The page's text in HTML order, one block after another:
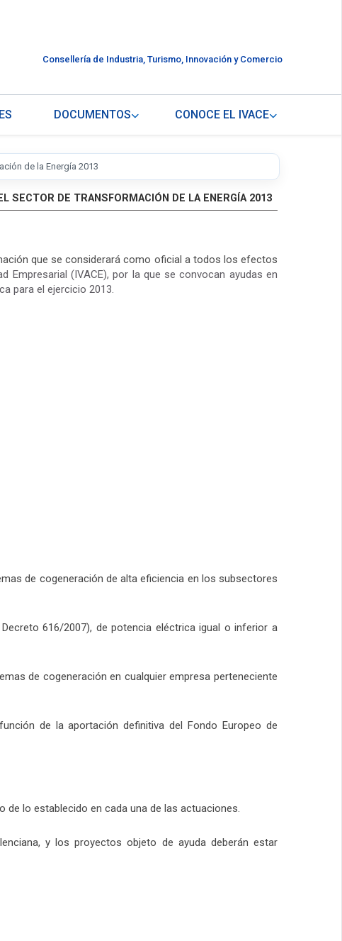
Consellería de Industria, Turismo, Innovación y Comercio
DOCUMENTOS CONOCE EL IVACE
de la Energía 2013
SECTOR DE TRANSFORMACIÓN DE LA ENERGÍA 2013
que se considerará como oficial a todos los efectos
Empresarial (IVACE), por la que se convocan ayudas en
para el ejercicio 2013.
de cogeneración de alta eficiencia en los subsectores
616/2007), de potencia eléctrica igual o inferior a
de cogeneración en cualquier empresa perteneciente
de la aportación definitiva del Fondo Europeo de
de lo establecido en cada una de las actuaciones.
y los proyectos objeto de ayuda deberán estar